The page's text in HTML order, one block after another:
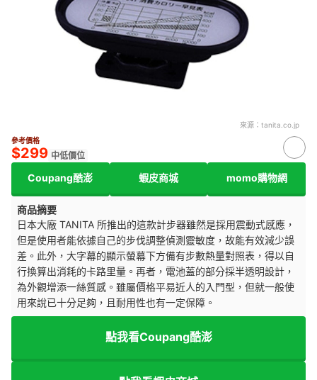
來源： tanita.co.jp
參考價格
$299 中低價位
Coupang酷澎 蝦皮商城 momo購物網
商品摘要
日本大廠 TANITA 所推出的這款計步器雖然是採用震動式感應，
但是使用者能依據自己的步伐調整偵測靈敏度，故能有效減少誤
差。此外，大字幕的顯示螢幕下方備有步數熱量對照表，得以自
行換算出消耗的卡路里量。再者，電池蓋的部分採半透明設計，
為外觀增添一絲質感。雖屬價格平易近人的入門型，但就一般使
用來說已十分足夠，且耐用性也有一定保障。
點我看Coupang酷澎